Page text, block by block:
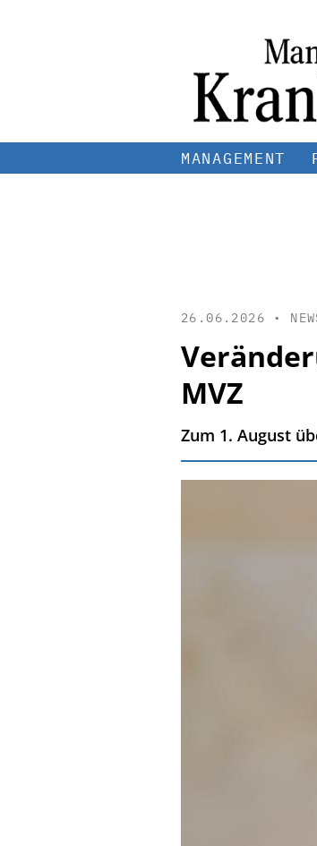
MANAGEMENT
26.06.2026 •
MVZ
Zum 1. August